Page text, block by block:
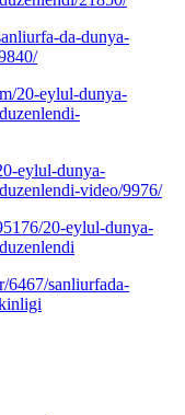
da-dunya-
20-eylul-dunya-
eylul-dunya-
video/9976/
20-eylul-dunya-
6467/sanliurfada-